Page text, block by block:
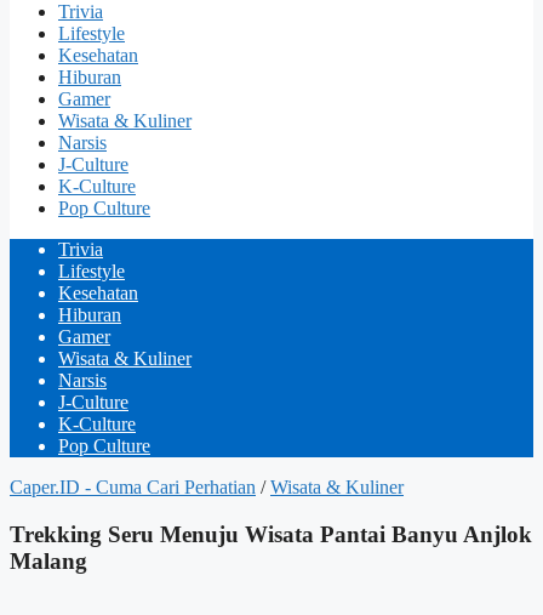
Trivia
Lifestyle
Kesehatan
Hiburan
Gamer
Wisata & Kuliner
Narsis
J-Culture
K-Culture
Pop Culture
Trivia
Lifestyle
Kesehatan
Hiburan
Gamer
Wisata & Kuliner
Narsis
J-Culture
K-Culture
Pop Culture
Caper.ID - Cuma Cari Perhatian / Wisata & Kuliner
Trekking Seru Menuju Wisata Pantai Banyu Anjlok
Malang